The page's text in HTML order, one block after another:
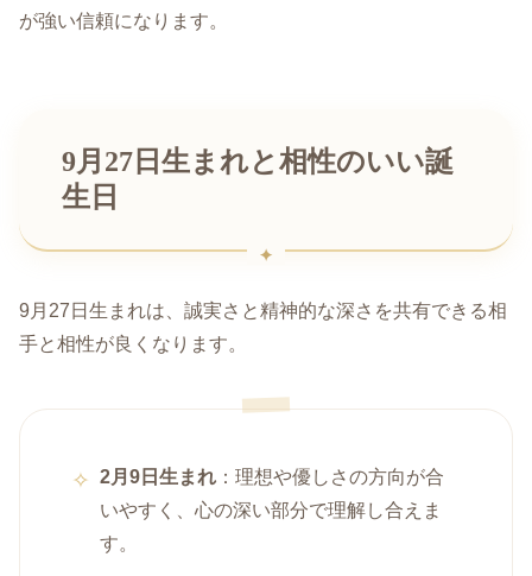
が強い信頼になります。
9月27日生まれと相性のいい誕
生日
9月27日生まれは、誠実さと精神的な深さを共有できる相
手と相性が良くなります。
2月9日生まれ ：理想や優しさの方向が合
いやすく、心の深い部分で理解し合えま
す。